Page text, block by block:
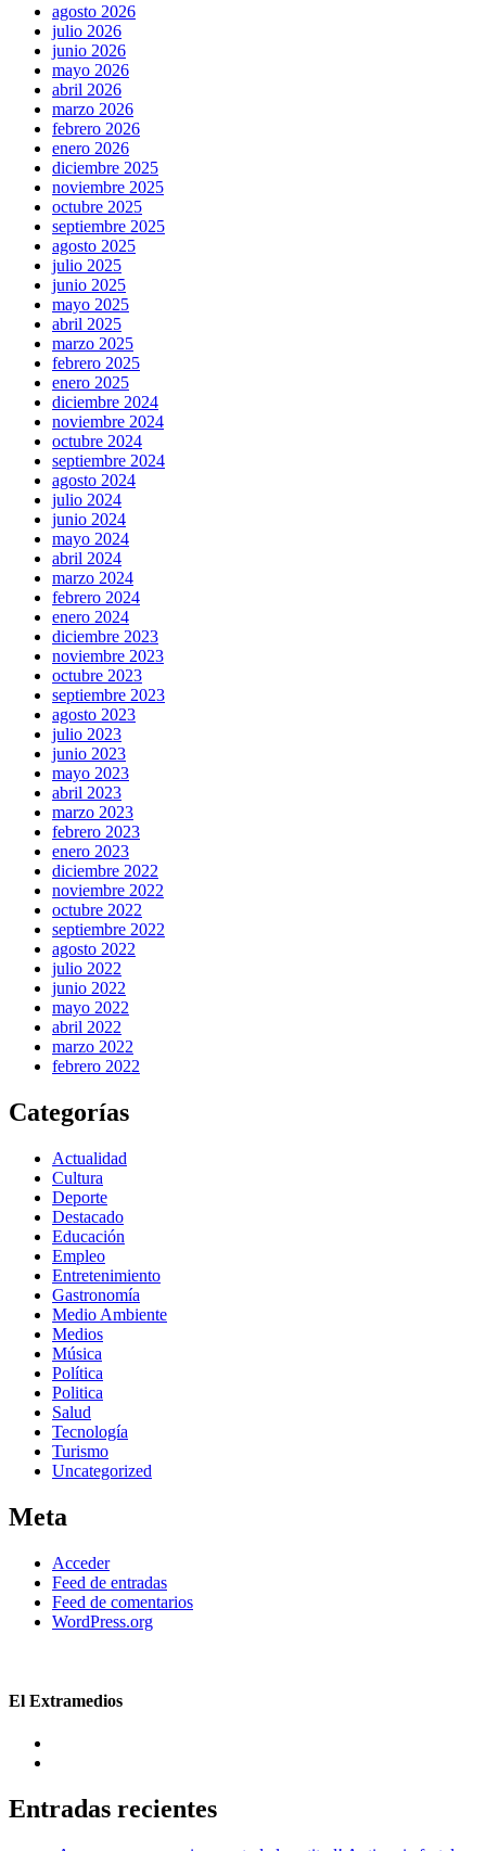
agosto 2026
julio 2026
junio 2026
mayo 2026
abril 2026
marzo 2026
febrero 2026
enero 2026
diciembre 2025
noviembre 2025
octubre 2025
septiembre 2025
agosto 2025
julio 2025
junio 2025
mayo 2025
abril 2025
marzo 2025
febrero 2025
enero 2025
diciembre 2024
noviembre 2024
octubre 2024
septiembre 2024
agosto 2024
julio 2024
junio 2024
mayo 2024
abril 2024
marzo 2024
febrero 2024
enero 2024
diciembre 2023
noviembre 2023
octubre 2023
septiembre 2023
agosto 2023
julio 2023
junio 2023
mayo 2023
abril 2023
marzo 2023
febrero 2023
enero 2023
diciembre 2022
noviembre 2022
octubre 2022
septiembre 2022
agosto 2022
julio 2022
junio 2022
mayo 2022
abril 2022
marzo 2022
febrero 2022
Categorías
Actualidad
Cultura
Deporte
Destacado
Educación
Empleo
Entretenimiento
Gastronomía
Medio Ambiente
Medios
Música
Política
Politica
Salud
Tecnología
Turismo
Uncategorized
Meta
Acceder
Feed de entradas
Feed de comentarios
WordPress.org
El Extramedios
Entradas recientes